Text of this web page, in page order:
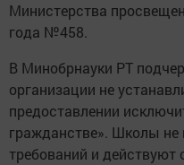
Министерства
года №458.
В Минобрнауки РТ
организации не
предоставлении
гражданстве». Школы не
требований и